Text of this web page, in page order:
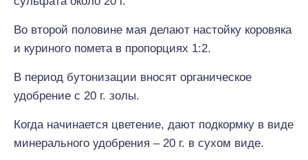
Во второй половине мая делают настойку коровяка
и куриного помета в пропорциях 1:2.
В период бутонизации вносят органическое
удобрение с 20 г. золы.
Когда начинается цветение, дают подкормку в виде
минерального удобрения – 20 г. в сухом виде.